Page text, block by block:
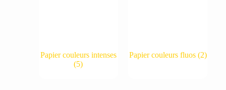
Papier couleurs intenses
(5)
Papier couleurs fluos (2)